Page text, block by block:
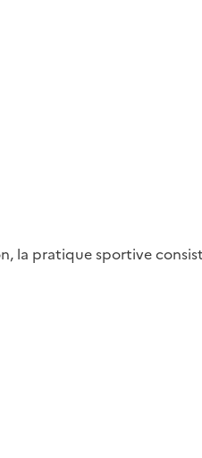
la pratique sportive